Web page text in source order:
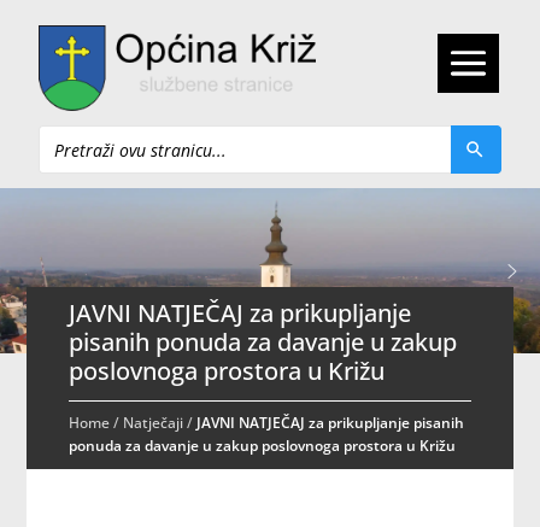
Pretraži
JAVNI NATJEČAJ za prikupljanje
pisanih ponuda za davanje u zakup
poslovnoga prostora u Križu
Home/ Natječaji/ JAVNI NATJEČAJ za prikupljanje pisanih
ponuda za davanje u zakup poslovnoga prostora u Križu